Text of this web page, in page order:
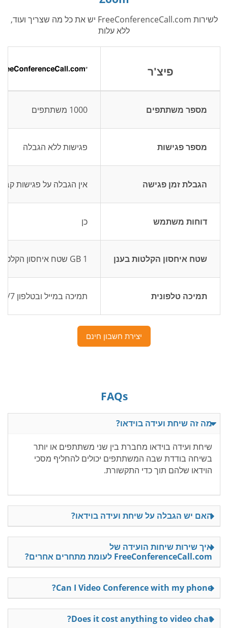
לשירות FreeConferenceCall.com יש את כל מה שצריך ועוד,
ללא עלות
פיצ'ר
מספר משתתפים 1000 משתתפים
מספר פגישות פגישות ללא הגבלה
הגבלת זמן פגישה אין הגבלה על פגישות
דוחות משתמש כן
שטח איחסון הקלטות בענן 1 GB שטח איחסון הקלטות בענן
תמיכה טלפונית תמיכה במייל ובטלפון 24/7
יצירת חשבון חינם
FAQs
מה זה שיחת ועידה בוידאו?
שיחת ועידה בוידאו מחברת בין שני משתתפים או יותר
בשיחה בודדת שבה המשתתפים יכולים להחליף מסכי
הוידאו שלהם תוך כדי התקשורת.
האם יש הגבלה על שיחת ועידה בוידאו?
איך שירות שיחות הועידה של
FreeConferenceCall.com לעומת מתחרים אחרים?
Can I Video Conference with my phone?
Does it cost anything to video chat?